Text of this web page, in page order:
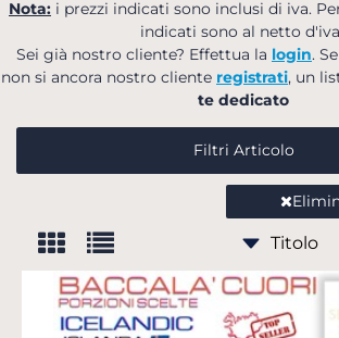
Nota: i prezzi indicati sono inclusi di iva.
indicati sono al netto
Sei già nostro cliente? Effettua la login.
non si ancora nostro cliente registrati, un
te dedicato
Filtri Articolo